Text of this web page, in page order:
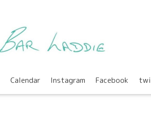
Calendar Instagram Facebook